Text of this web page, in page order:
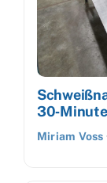
Miriam Voss